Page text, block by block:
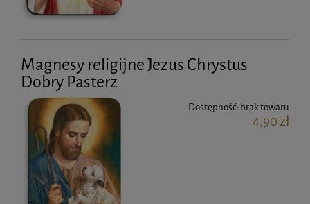
Magnesy religijne Jezus Chrystus
Dobry Pasterz
Dostępność: brak towaru
4,90 zł